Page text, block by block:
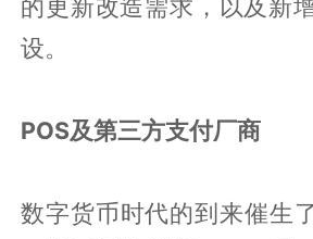
的更新改造需求，以及新
设。
POS及第三方支付厂商
数字货币时代的到来催生